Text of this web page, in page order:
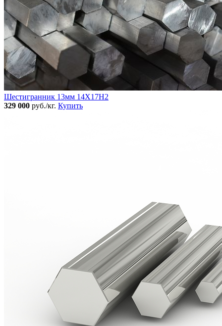
Шестигранник 13мм 14Х17Н2
329 000 руб./кг. Купить